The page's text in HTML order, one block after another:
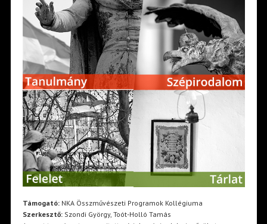
Támogató:NKA Összművészeti Programok Kollégiuma
Szerkesztő:Szondi György, Toót-Holló Tamás